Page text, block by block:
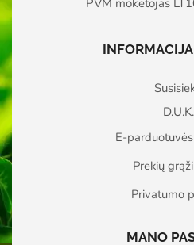
D.U.K.
E-
Prekių
Privatumo
MANO